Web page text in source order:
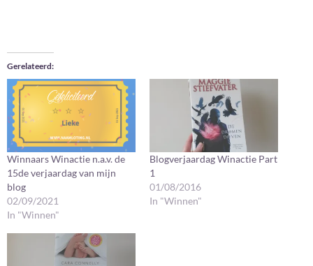
Gerelateerd
Winnaars Winactie n.a.v. de
15de verjaardag van mijn
blog
02/09/2021
In "Winnen"
Blogverjaardag Winactie Part
1
01/08/2016
In "Winnen"